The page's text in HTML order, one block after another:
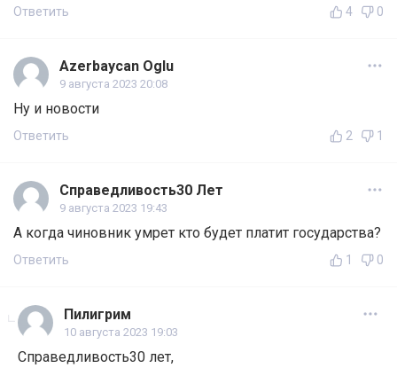
Ответить 4 0
Azerbaycan Oglu
9 августа 2023 20:08
Ну и новости
Ответить 2 1
Справедливость30 Лет
9 августа 2023 19:43
А когда чиновник умрет кто будет платит государства?
Ответить 1 0
Пилигрим
10 августа 2023 19:03
Справедливость30 лет,